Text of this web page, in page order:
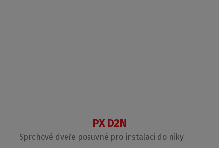
PX D2N
Sprchové dveře posuvné pro instalaci do niky